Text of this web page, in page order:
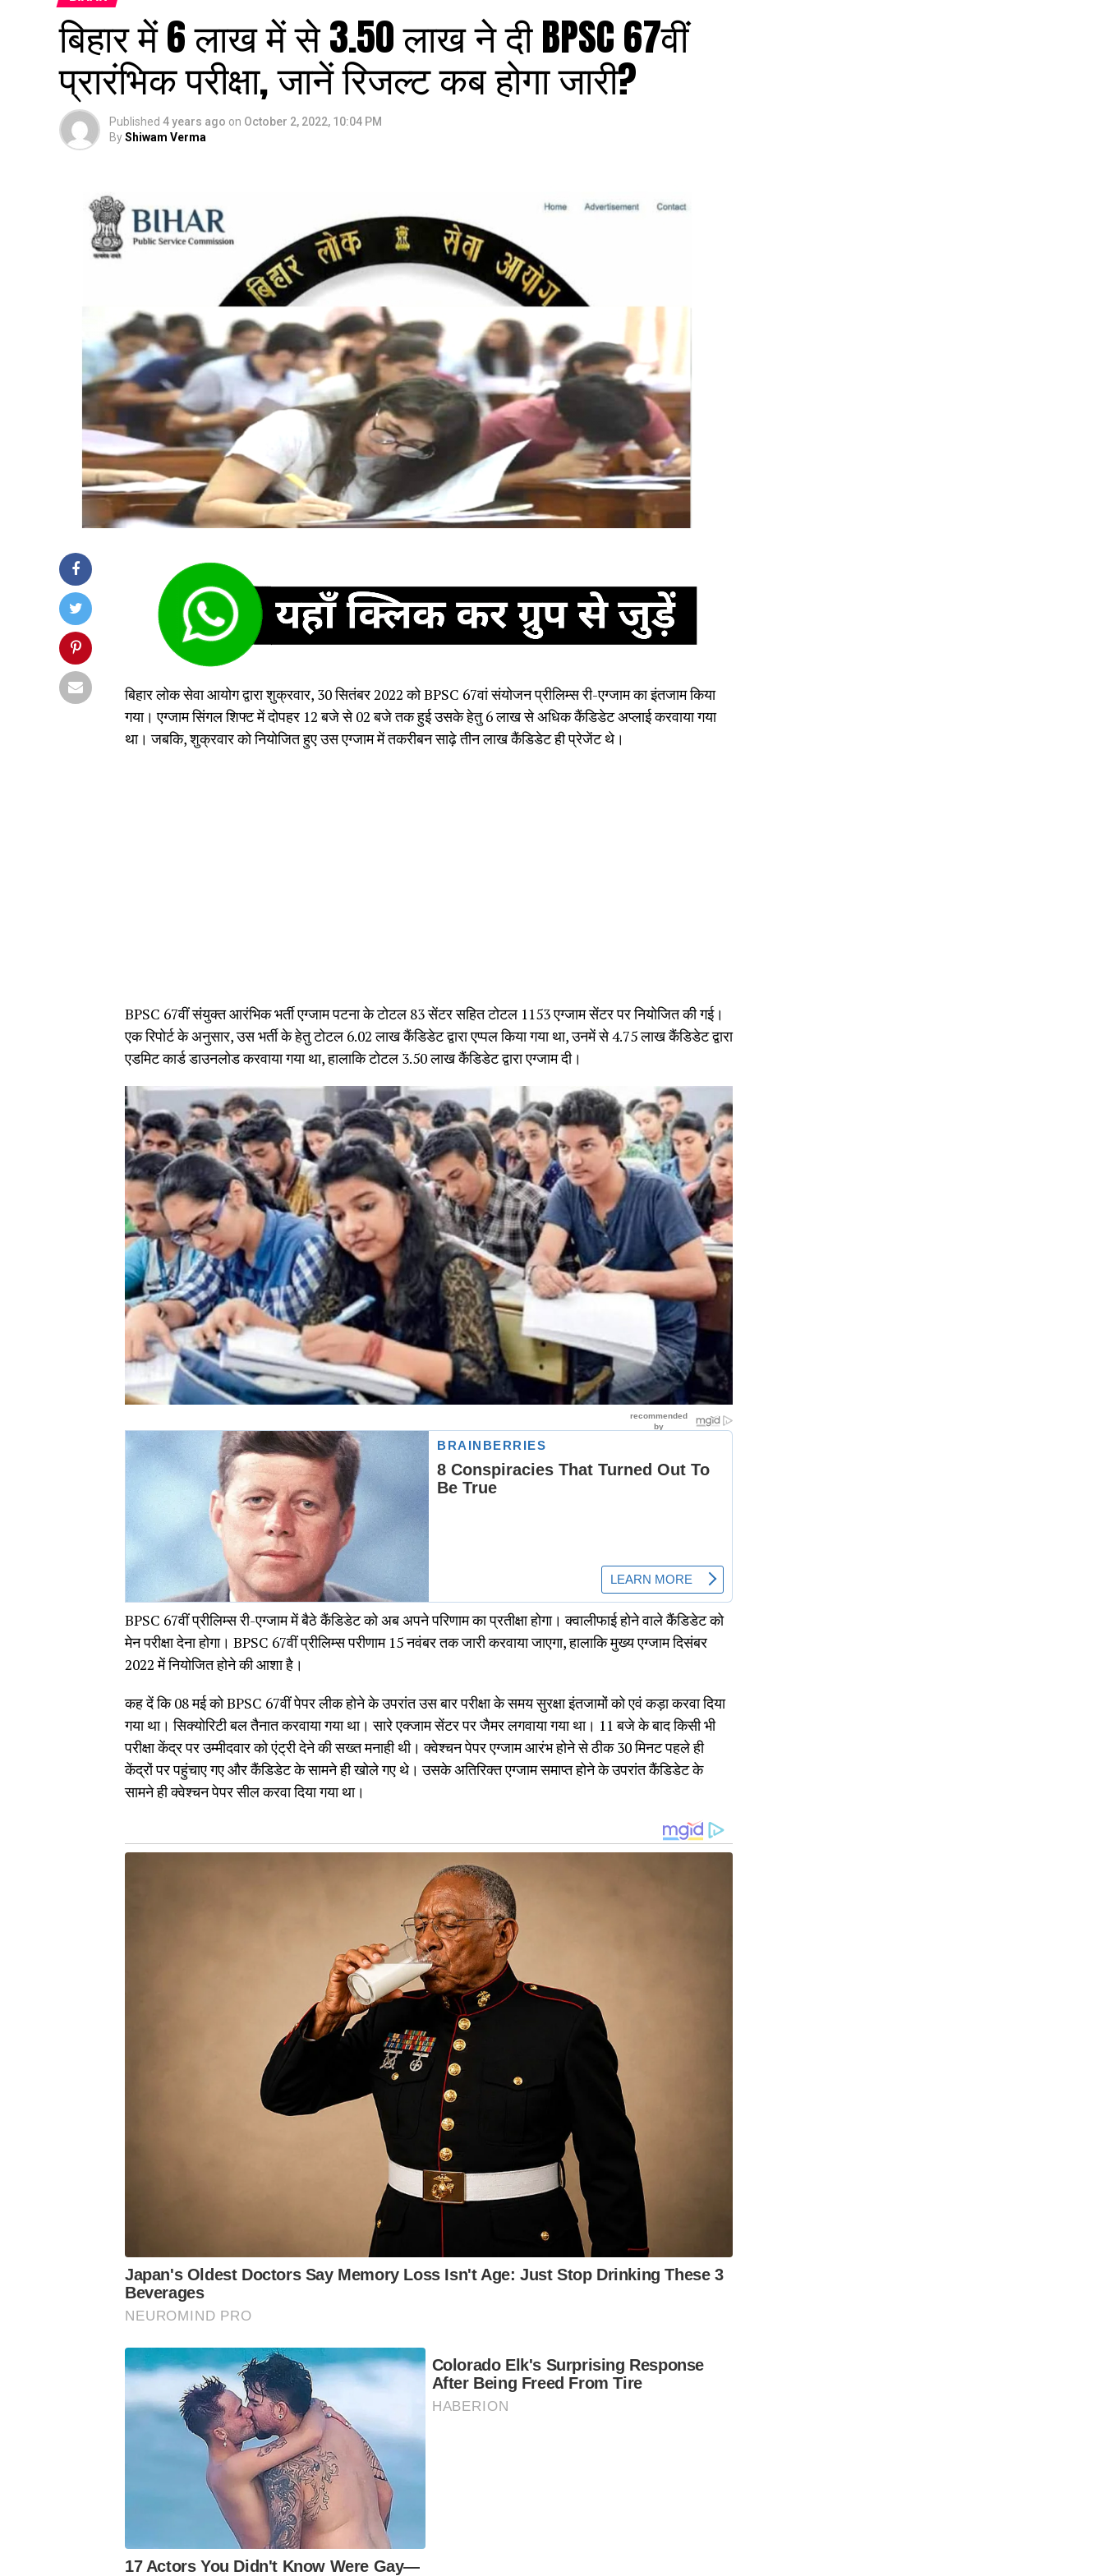
बिहार में 6 लाख में से 3.50 लाख ने दी BPSC 67वीं
प्रारंभिक परीक्षा, जानें रिजल्ट कब होगा जारी?
Published 4 years ago on October 2, 2022, 10:04 PM
ByShiwam Verma
बिहार लोक सेवा आयोग द्वारा शुक्रवार, 30 सितंबर 2022 को BPSC 67वां संयोजन प्रीलिम्स री-एग्जाम का इंतजाम किया
गया। एग्जाम सिंगल शिफ्ट में दोपहर 12 बजे से 02 बजे तक हुई उसके हेतु 6 लाख से अधिक कैंडिडेट अप्लाई करवाया गया
था। जबकि, शुक्रवार को नियोजित हुए उस एग्जाम में तकरीबन साढ़े तीन लाख कैंडिडेट ही प्रेजेंट थे।
BPSC 67वीं संयुक्त आरंभिक भर्ती एग्जाम पटना के टोटल 83 सेंटर सहित टोटल 1153 एग्जाम सेंटर पर नियोजित की गई।
एक रिपोर्ट के अनुसार, उस भर्ती के हेतु टोटल 6.02 लाख कैंडिडेट द्वारा एप्पल किया गया था, उनमें से 4.75 लाख कैंडिडेट द्वारा
एडमिट कार्ड डाउनलोड करवाया गया था, हालाकि टोटल 3.50 लाख कैंडिडेट द्वारा एग्जाम दी।
BPSC 67वीं प्रीलिम्स री-एग्जाम में बैठे कैंडिडेट को अब अपने परिणाम का प्रतीक्षा होगा। क्वालीफाई होने वाले कैंडिडेट को
मेन परीक्षा देना होगा। BPSC 67वीं प्रीलिम्स परीणाम 15 नवंबर तक जारी करवाया जाएगा, हालाकि मुख्य एग्जाम दिसंबर
2022 में नियोजित होने की आशा है।
कह दें कि 08 मई को BPSC 67वीं पेपर लीक होने के उपरांत उस बार परीक्षा के समय सुरक्षा इंतजामों को एवं कड़ा करवा दिया
गया था। सिक्योरिटी बल तैनात करवाया गया था। सारे एक्जाम सेंटर पर जैमर लगवाया गया था। 11 बजे के बाद किसी भी
परीक्षा केंद्र पर उम्मीदवार को एंट्री देने की सख्त मनाही थी। क्वेश्चन पेपर एग्जाम आरंभ होने से ठीक 30 मिनट पहले ही
केंद्रों पर पहुंचाए गए और कैंडिडेट के सामने ही खोले गए थे। उसके अतिरिक्त एग्जाम समाप्त होने के उपरांत कैंडिडेट के
सामने ही क्वेश्चन पेपर सील करवा दिया गया था।